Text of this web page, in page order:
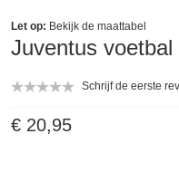
Juventus voetbal
Schrijf de eerste
€ 20,95
Let op: Bekijk de maattabel